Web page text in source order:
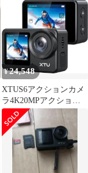
¥24,548
XTUS6アクションカメ
ラ4K20MPアクション
カム
【AmbarellaH22CPU&S
ONYIMX386センサー】
SuperSmooth手ぶれ補正
4.0スポーツカメラ外部
マイク対応縦向き撮影